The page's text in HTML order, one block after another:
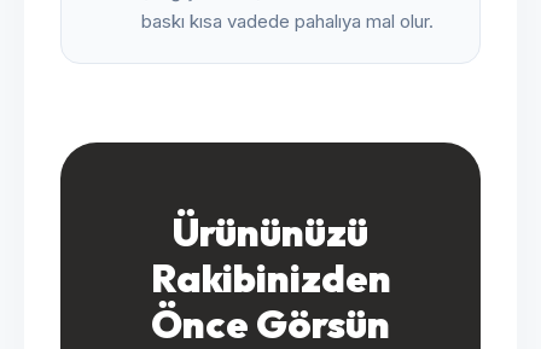
baskı kısa vadede pahalıya mal olur.
Ürününüzü
Rakibinizden
Önce Görsün